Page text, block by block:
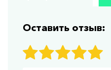
Оставить отзыв: